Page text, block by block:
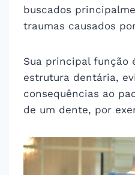
buscados
traumas causados
Sua principal função
estrutura dentária,
consequências ao
de um dente, por